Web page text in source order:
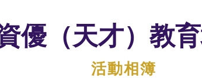
優（天才）教
活動相簿